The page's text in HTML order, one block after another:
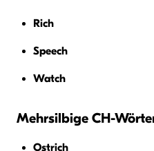
Rich
Speech
Watch
Mehrsilbige CH-
Ostrich